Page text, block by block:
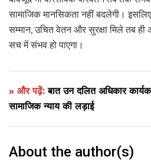
सामाजिक मानसिकता नहीं बदलेगी।
सम्मान, उचित वेतन और सुरक्षा मिले तब
सच में संभव हो पाएगा।
» और पढ़ें:बात उन दलित अधिकार
सामाजिक न्याय की लड़ाई
About the author(s)